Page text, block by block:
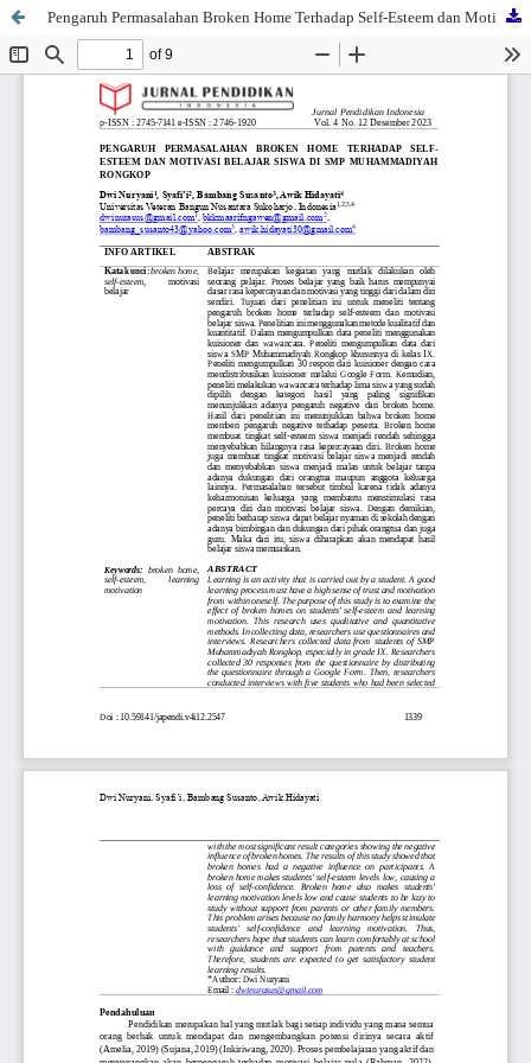
Pengaruh Permasalahan Broken Home Terhadap Self-Esteem dan Motivasi Belajar Siswa di SMP Muhammadiyah Rongkop